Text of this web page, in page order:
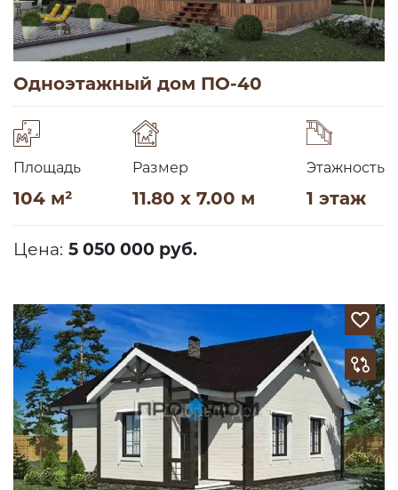
Одноэтажный дом ПО-40
Площадь
104 м²
Размер
11.80 x 7.00 м
Этажность
1 этаж
Цена: 5 050 000 руб.